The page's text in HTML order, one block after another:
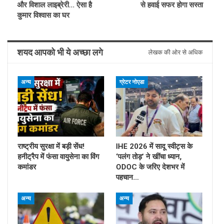
और विशाल लाइब्रेरी… ऐसा है
कुमार विश्वास का घर
से हवाई सफर होगा सस्ता
शयद आपको भी ये अच्छा लगे लेखक की ओर से अधिक
अन्य
राष्ट्रीय सुरक्षा में बड़ी सेंध!
हनीट्रैप में फंसा वायुसेना का विंग
कमांडर
ग्रेटर नोएडा
IHE 2026 में सादू स्वीट्स के
‘पलंग तोड़’ ने खींचा ध्यान,
ODOC के जरिए देशभर में
पहचान…
अन्य अन्य